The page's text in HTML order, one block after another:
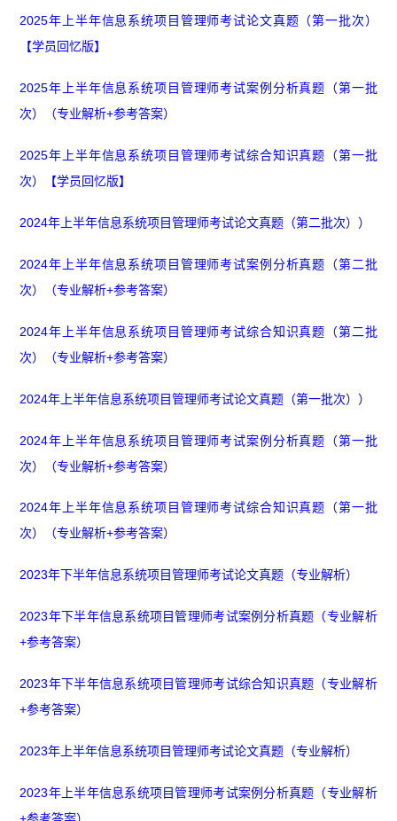
2025年上半年信息系统项目管理师考试论文真题（第一批次）
【学员回忆版】
2025年上半年信息系统项目管理师考试案例分析真题（第一批
次）（专业解析+参考答案）
2025年上半年信息系统项目管理师考试综合知识真题（第一批
次）【学员回忆版】
2024年上半年信息系统项目管理师考试论文真题（第二批次））
2024年上半年信息系统项目管理师考试案例分析真题（第二批
次）（专业解析+参考答案）
2024年上半年信息系统项目管理师考试综合知识真题（第二批
次）（专业解析+参考答案）
2024年上半年信息系统项目管理师考试论文真题（第一批次））
2024年上半年信息系统项目管理师考试案例分析真题（第一批
次）（专业解析+参考答案）
2024年上半年信息系统项目管理师考试综合知识真题（第一批
次）（专业解析+参考答案）
2023年下半年信息系统项目管理师考试论文真题（专业解析）
2023年下半年信息系统项目管理师考试案例分析真题（专业解析
+参考答案）
2023年下半年信息系统项目管理师考试综合知识真题（专业解析
+参考答案）
2023年上半年信息系统项目管理师考试论文真题（专业解析）
2023年上半年信息系统项目管理师考试案例分析真题（专业解析